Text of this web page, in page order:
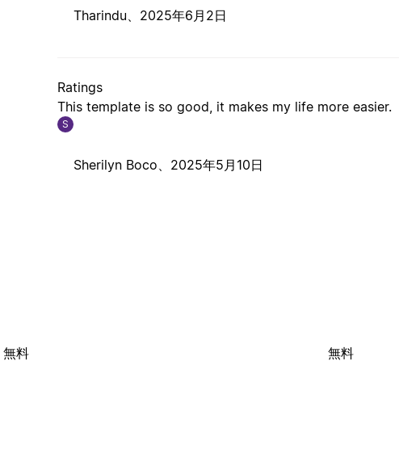
Tharindu、 2025年6月2日
Ratings
This template is so good, it makes my life more easier.
S
Sherilyn Boco、 2025年5月10日
無料 無料